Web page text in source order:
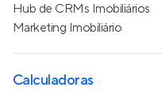
Hub de CRMs Imobiliários
Marketing Imobiliário
Calculadoras